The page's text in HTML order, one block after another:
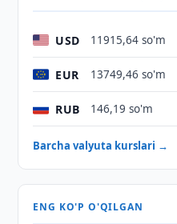
USD 11915,64 so'm
EUR 13749,46 so'm
RUB 146,19 so'm
Barcha valyuta kurslari →
ENG KO'P O'QILGAN